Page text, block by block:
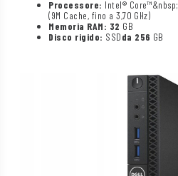
Processore: Intel® Core™&nbsp;
(9M Cache, fino a 3,70 GHz)
Memoria RAM: 32 GB
Disco rigido: SSDda 256 GB